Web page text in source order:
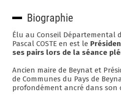
Biographie
Élu au Conseil Départemental
Pascal COSTE en est le
ses pairs lors de la séance
Ancien maire de Beynat et
de Communes du Pays de
profondément ancré dans son